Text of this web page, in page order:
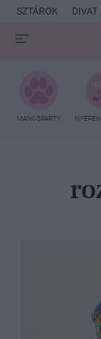
SZTÁROK DIVAT
MANCSPARTY